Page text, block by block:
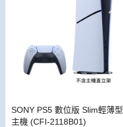
SONY PS5 數位版 Slim輕薄型
主機 (CFI-2118B01)